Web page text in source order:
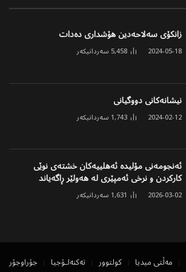
زانکۆی سەلاحەدین هۆشداری دەدات
2024-05-18
5,458 سەردانیکەر
نیشانەکانی دووگیانی
2024-02-12
1,743 سەردانیکەر
ئەنجومەنی مۆلیدە ئەهلییەکان خشتەی نوێی
کارکردن و نرخی ئەمپێری لە هەولێر ڕاگەیاند
2026-03-02
1,631 سەردانیکەر
مەڵتی میدیا کولتوور تەکنەلۆجیا جۆراوجۆر